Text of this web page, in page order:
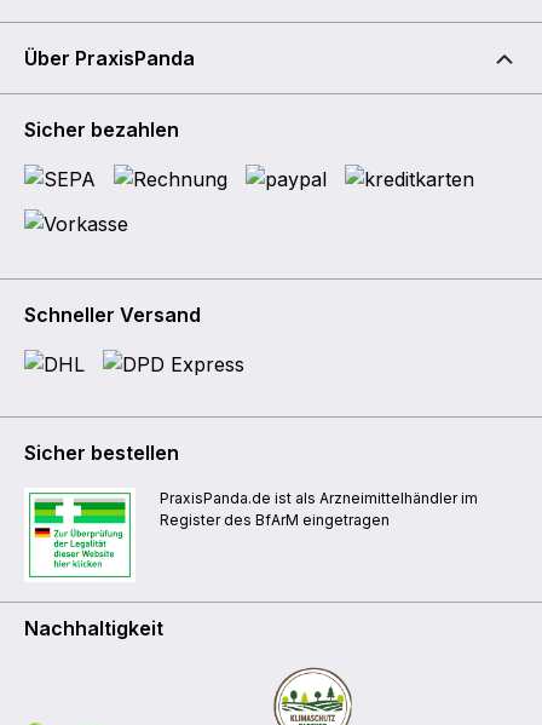
Über PraxisPanda
Sicher bezahlen
Schneller Versand
Sicher bestellen
PraxisPanda.de ist als Arzneimittelhändler im
Register des BfArM eingetragen
Nachhaltigkeit